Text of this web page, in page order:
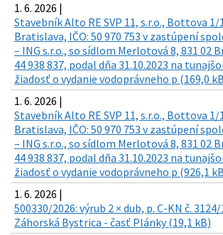
1. 6. 2026 |
Stavebník Alto RE SVP 11, s.r.o., Bottova 1/
Bratislava, IČO: 50 970 753 v zastúpení
– ING s.r.o., so sídlom Merlotová 8, 831 02
44 938 837, podal dňa 31.10.2023 na
žiadosť o vydanie vodoprávneho p (169,0
1. 6. 2026 |
Stavebník Alto RE SVP 11, s.r.o., Bottova 1/
Bratislava, IČO: 50 970 753 v zastúpení
– ING s.r.o., so sídlom Merlotová 8, 831 02
44 938 837, podal dňa 31.10.2023 na
žiadosť o vydanie vodoprávneho p (926,1
1. 6. 2026 |
500330/2026: výrub 2 × dub, p. C-KN č. 3124/
Záhorská Bystrica - časť Plánky (19,1 kB)